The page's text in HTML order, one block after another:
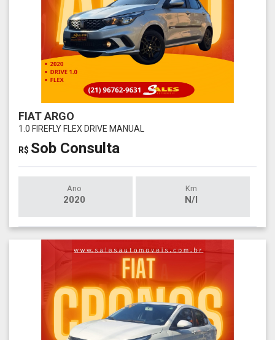
FIAT ARGO
1.0 FIREFLY FLEX DRIVE MANUAL
R$ Sob Consulta
Ano
2020
Km
N/I